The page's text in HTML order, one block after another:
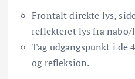
Frontalt direkte lys,
reflekteret lys fra nabo/
Tag udgangspunkt i de
og refleksion.